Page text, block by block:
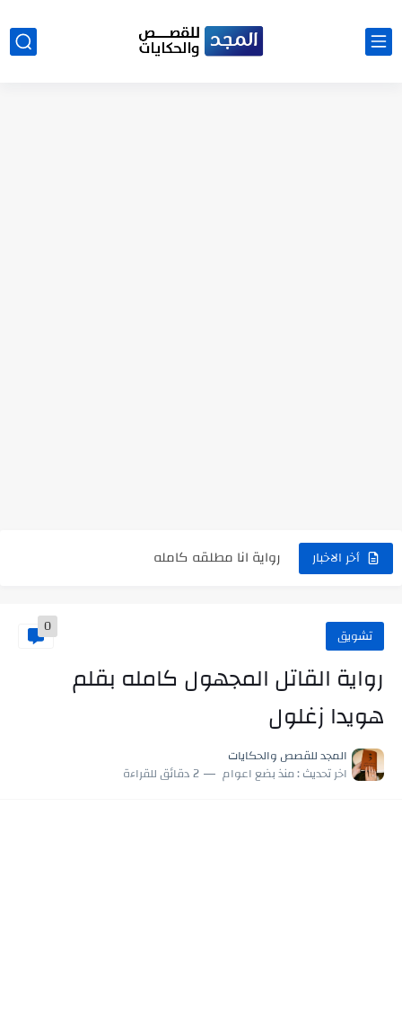
أخر الاخبار
رواية رجعت من السفر فجأه كامله
تشويق 0
رواية القاتل المجهول كامله بقلم
هويدا زغلول
المجد للقصص والحكايات
اخر تحديث :منذ بضع اعوام 2 دقائق للقراءة